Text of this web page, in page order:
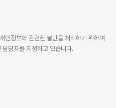
인정보와 관련한 불만을 처리하기 위하여
당자를 지정하고 있습니다.